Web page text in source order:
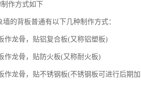
作方式如下
墙的背板普通有以下几种制作方式：
作龙骨，贴铝复合板(又称铝塑板)
作龙骨，贴防火板(又称耐火板)
作龙骨，贴不锈钢板(不锈钢板可进行后期